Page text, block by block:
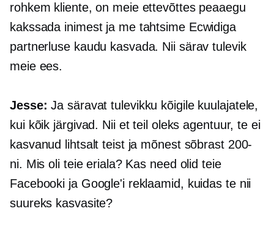
rohkem kliente, on meie ettevõttes peaaegu
kakssada inimest ja me tahtsime Ecwidiga
partnerluse kaudu kasvada. Nii särav tulevik
meie ees.
Jesse: Ja säravat tulevikku kõigile kuulajatele,
kui kõik järgivad. Nii et teil oleks agentuur, te ei
kasvanud lihtsalt teist ja mõnest sõbrast 200-
ni. Mis oli teie eriala? Kas need olid teie
Facebooki ja Google'i reklaamid, kuidas te nii
suureks kasvasite?